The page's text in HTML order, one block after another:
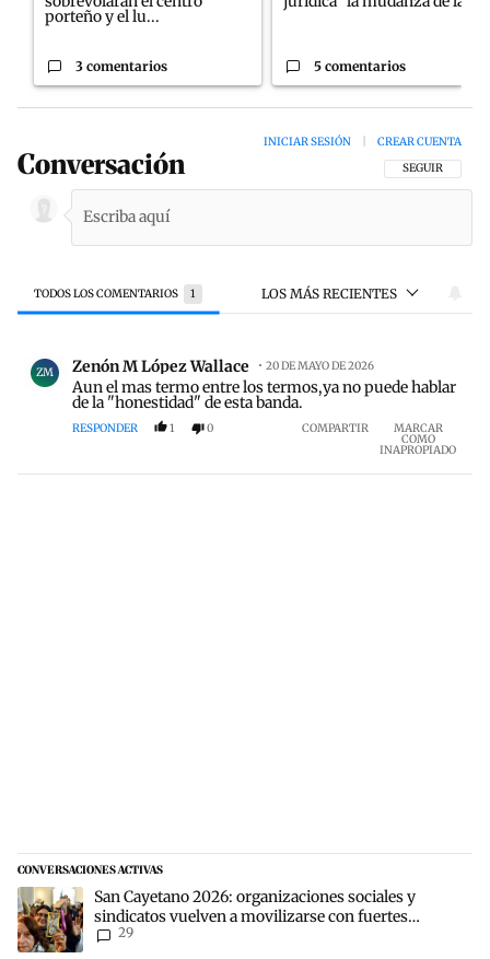
porteño y el lu...
3 comentarios 5 comentarios
Conversación SIGA ESTA
SEGUIR
INICIAR SESIÓN CREAR CUENTA
TODOS LOS COMENTARIOS 1 LOS MÁS RECIENTES
Todos los comentarios
ZM Zenón M López Wallace 20 DE MAYO DE 2026
Aun el mas termo entre los termos,ya no puede hablar
de la "honestidad" de esta banda.
RESPONDER 1 0 COMPARTIR MARCAR
COMO
INAPROPIADO
CONVERSACIONES ACTIVAS
Este listado muestra los artículos con más comentarios en los
Un artículo de tendencia con el título "San Cayetano 2026:
San Cayetano 2026: organizaciones sociales y
sindicatos vuelven a movilizarse con fuertes
reclamos al Gobierno
29